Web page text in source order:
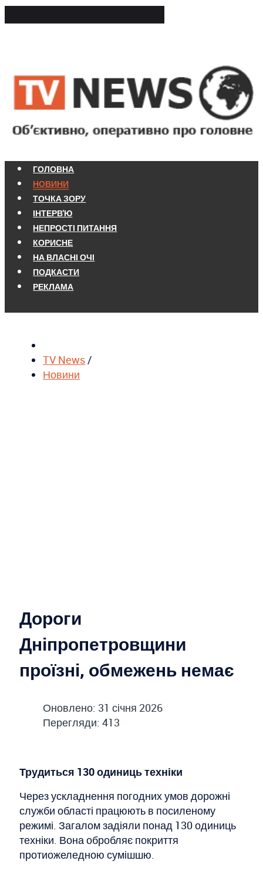
ГОЛОВНА
НОВИНИ
ТОЧКА ЗОРУ
ІНТЕРВ'Ю
НЕПРОСТІ ПИТАННЯ
КОРИСНЕ
НА ВЛАСНІ ОЧІ
ПОДКАСТИ
РЕКЛАМА
TV News/
Новини
Дороги
Дніпропетровщини
проїзні, обмежень немає
Оновлено: 31 січня 2026
Перегляди: 413
Трудиться 130 одиниць техніки
Через ускладнення погодних умов дорожні
служби області працюють в посиленому
режимі. Загалом задіяли понад 130 одиниць
техніки. Вона обробляє покриття
протиожеледною сумішшю.